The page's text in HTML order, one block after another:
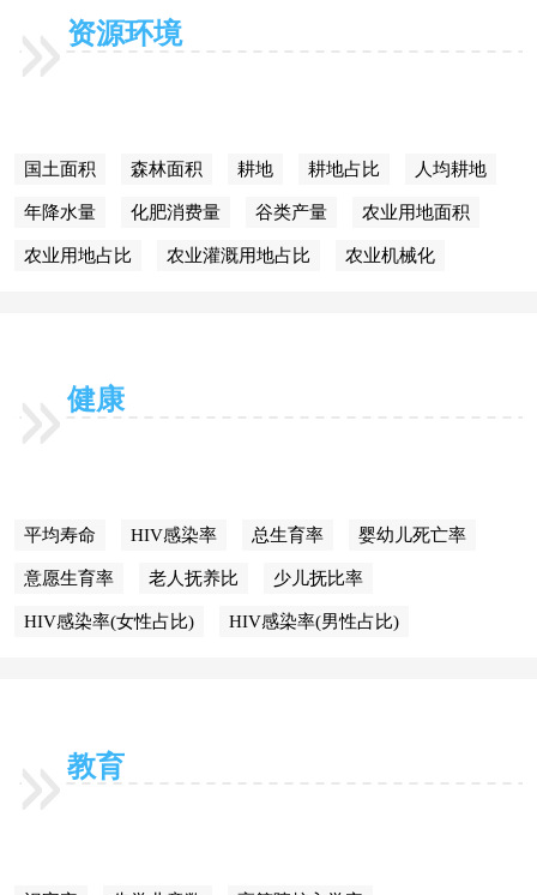
资源环境
国土面积 森林面积 耕地 耕地占比 人均耕地
年降水量 化肥消费量 谷类产量 农业用地面积
农业用地占比 农业灌溉用地占比 农业机械化
健康
平均寿命 HIV感染率 总生育率 婴幼儿死亡率
意愿生育率 老人抚养比 少儿抚比率
HIV感染率(女性占比) HIV感染率(男性占比)
教育